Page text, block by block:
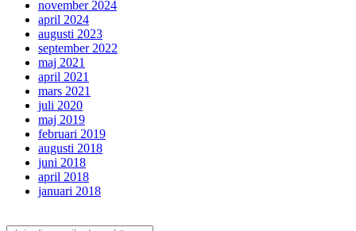
november 2024
april 2024
augusti 2023
september 2022
maj 2021
april 2021
mars 2021
juli 2020
maj 2019
februari 2019
augusti 2018
juni 2018
april 2018
januari 2018